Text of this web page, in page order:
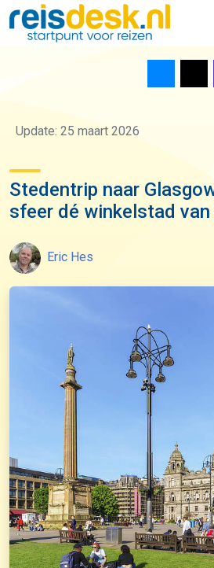
Update: 25 maart 2026
Stedentrip naar
sfeer dé winkelstad
Eric Hes